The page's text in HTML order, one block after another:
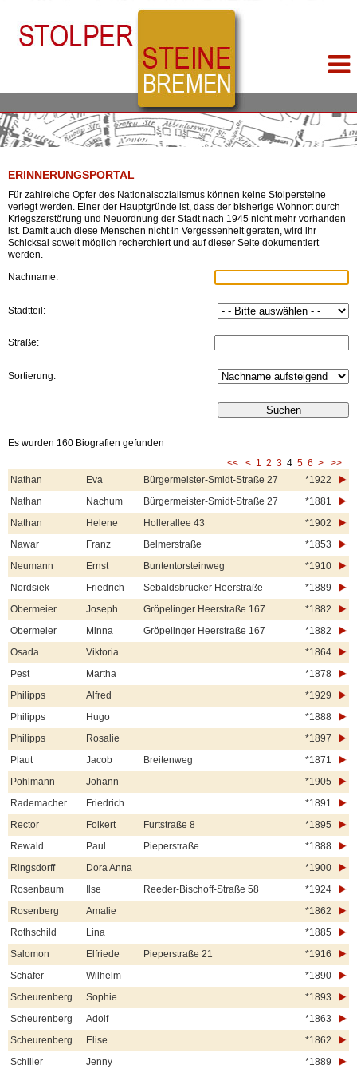
ERINNERUNGSPORTAL
Für zahlreiche Opfer des Nationalsozialismus können keine Stolpersteine
verlegt werden. Einer der Hauptgründe ist, dass der bisherige Wohnort durch
Kriegszerstörung und Neuordnung der Stadt nach 1945 nicht mehr vorhanden
ist. Damit auch diese Menschen nicht in Vergessenheit geraten, wird ihr
Schicksal soweit möglich recherchiert und auf dieser Seite dokumentiert
werden.
Nachname:
Stadtteil:
Straße:
Sortierung:
Es wurden 160 Biografien gefunden
<<
< 1 2 3 4 5 6 >
>>
Nathan
Eva Bürgermeister-Smidt-Straße 27
*1922
Nathan
Nachum Bürgermeister-Smidt-Straße 27
*1881
Nathan
Helene Hollerallee 43
*1902
Nawar
Franz Belmerstraße
*1853
Neumann
Ernst Buntentorsteinweg
*1910
Nordsiek
Friedrich Sebaldsbrücker Heerstraße
*1889
Obermeier
Joseph Gröpelinger Heerstraße 167
*1882
Obermeier
Minna Gröpelinger Heerstraße 167
*1882
Osada
Viktoria
*1864
Pest
Martha
*1878
Philipps
Alfred
*1929
Philipps
Hugo
*1888
Philipps
Rosalie
*1897
Plaut
Jacob Breitenweg
*1871
Pohlmann
Johann
*1905
Rademacher
Friedrich
*1891
Rector
Folkert Furtstraße 8
*1895
Rewald
Paul Pieperstraße
*1888
Ringsdorff
Dora Anna
*1900
Rosenbaum
Ilse Reeder-Bischoff-Straße 58
*1924
Rosenberg
Amalie
*1862
Rothschild
Lina
*1885
Salomon
Elfriede Pieperstraße 21
*1916
Schäfer
Wilhelm
*1890
Scheurenberg
Sophie
*1893
Scheurenberg
Adolf
*1863
Scheurenberg
Elise
*1862
Schiller
Jenny *1889